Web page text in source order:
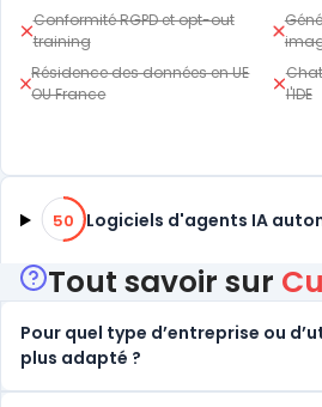
Conformité RGPD et opt-out
training
Résidence des données en UE
OU France
l'IDE
50% de compatibilité
50 Logiciels d'agents IA
Tout savoir sur
Pour quel type d’entreprise ou
plus adapté ?